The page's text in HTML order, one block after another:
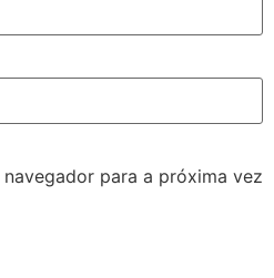
para a próxima vez